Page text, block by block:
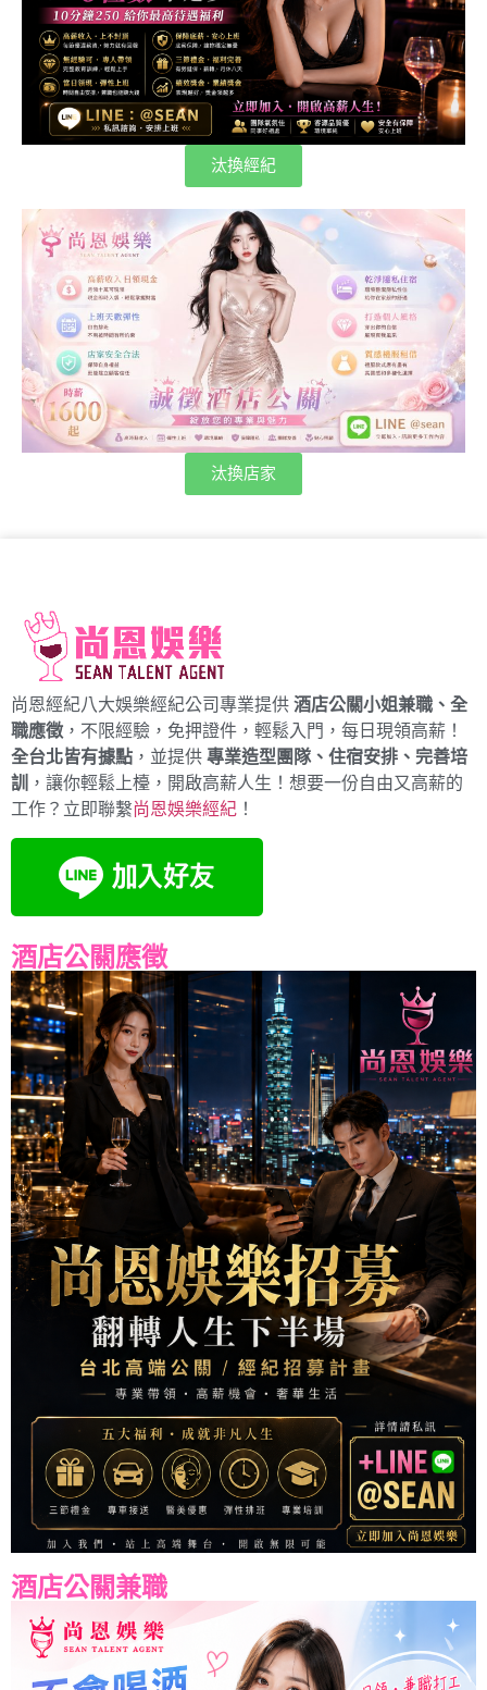
汰換經紀
汰換店家
尚恩經紀八大娛樂經紀公司專業提供 酒店公關小姐兼職、全
職應徵 ，不限經驗，免押證件，輕鬆入門，每日現領高薪！
全台北皆有據點 ，並提供 專業造型團隊、住宿安排、完善培
訓
，讓你輕鬆上檯，開啟高薪人生！想要一份自由又高薪的
工作？立即聯繫尚恩娛樂經紀 ！
酒店公關應徵
酒店公關兼職